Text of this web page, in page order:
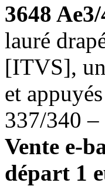
3648
lauré
[ITVS],
et
337/340
Vente e-
départ 1